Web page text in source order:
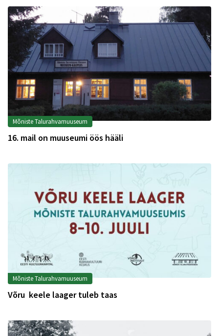
Mõniste Talurahvamuuseum
16. mail on muuseumi öös hääli
Mõniste Talurahvamuuseum
Võru keele laager tuleb taas